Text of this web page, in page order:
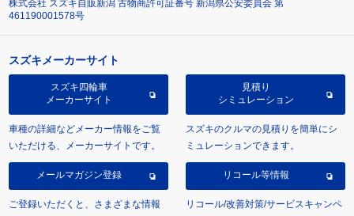
株式会社 スズキ自販新潟 古物商許可証番号 新潟県公安委員会 第
461190001578号
スズキメーカーサイト
スズキ四輪車
メーカーサイト
車種の詳細などメーカー情報をご覧
いただける、メーカーサイトです。
見積り
シミュレーション
スズキのクルマの見積りを簡単にシ
ミュレーションできます。
メールマガジン登録
ご登録いただくと、さまざまな情報
リコール等情報
リコール/改善対策/サービスキャンペ